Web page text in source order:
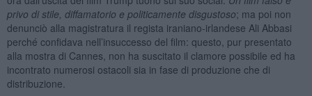
privo di stile, diffamatorio e politicamente disgustoso; ma poi non
denunciò alla magistratura il regista iraniano-irlandese Ali Abbasi
perché confidava nell’insuccesso del film: questo, pur presentato
alla mostra di Cannes, non ha suscitato il clamore possibile ed ha
incontrato numerosi ostacoli sia in fase di produzione che di
distribuzione.